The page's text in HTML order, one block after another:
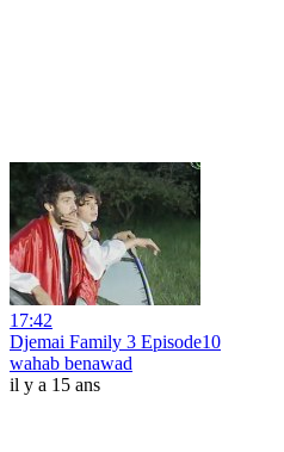
17:42
Djemai Family 3 Episode10
wahab benawad
il y a 15 ans